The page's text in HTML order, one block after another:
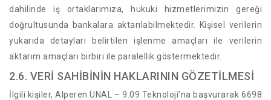
dahilinde iş ortaklarımıza, hukuki hizmetlerimizin gereği
doğrultusunda bankalara aktarılabilmektedir. Kişisel verilerin
yukarıda detayları belirtilen işlenme amaçları ile verilerin
aktarım amaçları birbiri ile paralellik göstermektedir.
2.6. VERİ SAHİBİNİN HAKLARININ GÖZETİLMESİ
İlgili kişiler, Alperen ÜNAL – 9.09 Teknoloji’na başvurarak 6698